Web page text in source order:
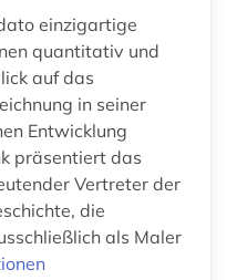
(1)
edward sylvester morse (1)
einzigartige
quantitativ und
auf das
in seiner
Entwicklung
präsentiert das
Vertreter der
die
als Maler